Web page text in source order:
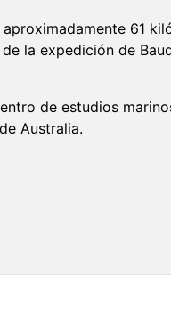
61
la expedición de
de estudios
Australia.